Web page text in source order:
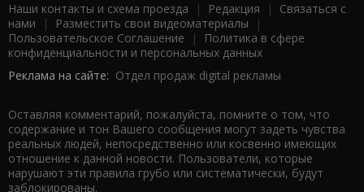
Наши контакты и схема проезда | Редакция | Связаться с
нами | Разместить свои видеоматериалы |
Пользовательское Соглашение |
Политика в сфере
конфиденциальности и персональных данных
Реклама на сайте: Отдел продаж digital рекламы
Оставляя комментарий, пожалуйста, помните о том, что
содержание и тон Вашего сообщения могут задеть чувства
реальных людей, непосредственно или косвенно имеющих
отношение к данной новости. Пользователи, которые
нарушают эти правила грубо или систематически, будут
заблокированы.